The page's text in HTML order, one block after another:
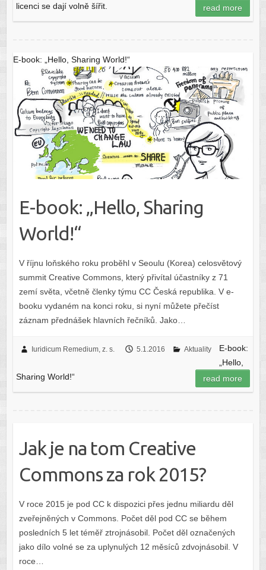
licenci se dají volně šířit.
read more
E-book: „Hello, Sharing World!“
E-book: „Hello, Sharing
World!“
V říjnu loňského roku proběhl v Seoulu (Korea) celosvětový
summit Creative Commons, který přivítal účastníky z 71
zemí světa, včetně členky týmu CC Česká republika. V e-
booku vydaném na konci roku, si nyní můžete přečíst
záznam přednášek hlavních řečníků. Jako…
Iuridicum Remedium, z. s. 5.1.2016 Aktuality
E-book:
„Hello,
Sharing World!“
read more
Jak je na tom Creative
Commons za rok 2015?
V roce 2015 je pod CC k dispozici přes jednu miliardu děl
zveřejněných v Commons. Počet děl pod CC se během
posledních 5 let téměř ztrojnásobil. Počet děl označených
jako dílo volné se za uplynulých 12 měsíců zdvojnásobil. V
roce…